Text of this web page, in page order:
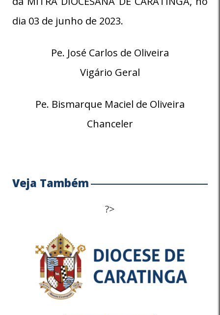
dia 03 de junho de 2023.
Pe. José Carlos de Oliveira
Vigário Geral
Pe. Bismarque Maciel de Oliveira
Chanceler
Veja Também
?>